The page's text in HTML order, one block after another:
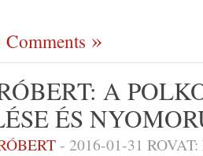
Comments
A
ÉS
- 2016-01-31 ROVAT: